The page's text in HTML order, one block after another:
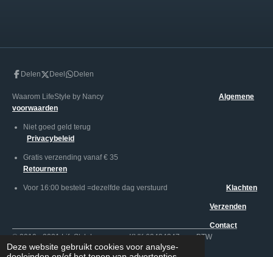
Deze website gebruikt cookies voor analyse-
Delen Deel Delen
Waarom LifeStyle by Nancy Algemene
voorwaarden
Niet goed geld terug
Privacybeleid
Gratis verzending vanaf € 35
Retourneren
Voor 16:00 besteld =dezelfde dag verstuurd Klachten
Verzenden
Contact
© 2019 - 2021 LifeStylebynancy KVK 69434247 BTW
NL002005130B747